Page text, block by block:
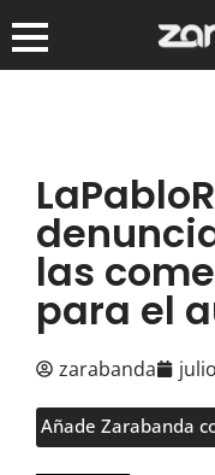
las
para el
zarabanda
Añade Zarabanda